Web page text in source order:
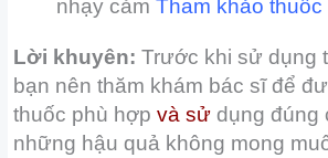
nhạy cảmTham khảo
Lời khuyên: Trước khi sử dụng
bạn nên thăm khám bác sĩ để
thuốc phù hợpvà sử dụng đúng
những hậu quả không mong